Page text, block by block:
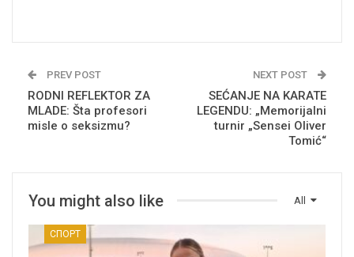
PREV POST
RODNI REFLEKTOR ZA
MLADE: Šta profesori
misle o seksizmu?
NEXT POST
SEĆANJE NA KARATE
LEGENDU: „Memorijalni
turnir „Sensei Oliver
Tomić“
All
You might also like
СПОРТ